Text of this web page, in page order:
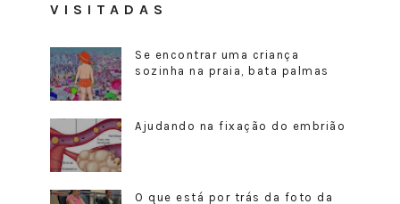
VISITADAS
Se encontrar uma criança
sozinha na praia, bata palmas
Ajudando na fixação do embrião
O que está por trás da foto da